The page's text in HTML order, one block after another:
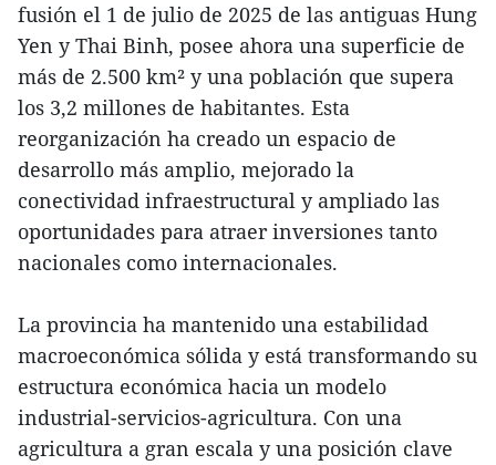
fusión el 1 de julio de 2025 de las antiguas Hung
Yen y Thai Binh, posee ahora una superficie de
más de 2.500 km² y una población que supera
los 3,2 millones de habitantes. Esta
reorganización ha creado un espacio de
desarrollo más amplio, mejorado la
conectividad infraestructural y ampliado las
oportunidades para atraer inversiones tanto
nacionales como internacionales.
La provincia ha mantenido una estabilidad
macroeconómica sólida y está transformando su
estructura económica hacia un modelo
industrial-servicios-agricultura. Con una
agricultura a gran escala y una posición clave